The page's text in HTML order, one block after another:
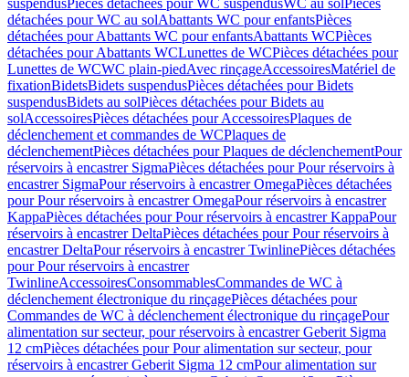
suspendusPièces détachées pour WC suspendusWC au solPièces
détachées pour WC au solAbattants WC pour enfantsPièces
détachées pour Abattants WC pour enfantsAbattants WCPièces
détachées pour Abattants WCLunettes de WCPièces détachées pour
Lunettes de WCWC plain-piedAvec rinçageAccessoiresMatériel de
fixationBidetsBidets suspendusPièces détachées pour Bidets
suspendusBidets au solPièces détachées pour Bidets au
solAccessoiresPièces détachées pour AccessoiresPlaques de
déclenchement et commandes de WCPlaques de
déclenchementPièces détachées pour Plaques de déclenchementPour
réservoirs à encastrer SigmaPièces détachées pour Pour réservoirs à
encastrer SigmaPour réservoirs à encastrer OmegaPièces détachées
pour Pour réservoirs à encastrer OmegaPour réservoirs à encastrer
KappaPièces détachées pour Pour réservoirs à encastrer KappaPour
réservoirs à encastrer DeltaPièces détachées pour Pour réservoirs à
encastrer DeltaPour réservoirs à encastrer TwinlinePièces détachées
pour Pour réservoirs à encastrer
TwinlineAccessoiresConsommablesCommandes de WC à
déclenchement électronique du rinçagePièces détachées pour
Commandes de WC à déclenchement électronique du rinçagePour
alimentation sur secteur, pour réservoirs à encastrer Geberit Sigma
12 cmPièces détachées pour Pour alimentation sur secteur, pour
réservoirs à encastrer Geberit Sigma 12 cmPour alimentation sur